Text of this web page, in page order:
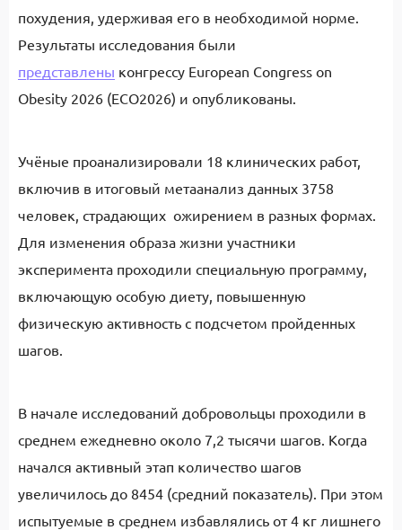
похудения, удерживая его в необходимой норме.
Результаты исследования были
представлены конгрессу European Congress on
Obesity 2026 (ECO2026) и опубликованы.
Учёные проанализировали 18 клинических работ,
включив в итоговый метаанализ данных 3758
человек, страдающих ожирением в разных формах.
Для изменения образа жизни участники
эксперимента проходили специальную программу,
включающую особую диету, повышенную
физическую активность с подсчетом пройденных
шагов.
В начале исследований добровольцы проходили в
среднем ежедневно около 7,2 тысячи шагов. Когда
начался активный этап количество шагов
увеличилось до 8454 (средний показатель). При этом
испытуемые в среднем избавлялись от 4 кг лишнего